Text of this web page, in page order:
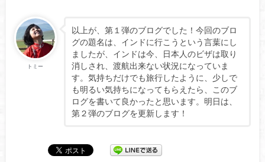
トミー
以上が、第１弾のブログでした！今回のブロ
グの題名は、インドに行こうという言葉にし
ましたが、インドは今、日本人のビザは取り
消しされ、渡航出来ない状況になっていま
す。気持ちだけでも旅行したように、少しで
も明るい気持ちになってもらえたら、このブ
ログを書いて良かったと思います。明日は、
第２弾のブログを更新します！